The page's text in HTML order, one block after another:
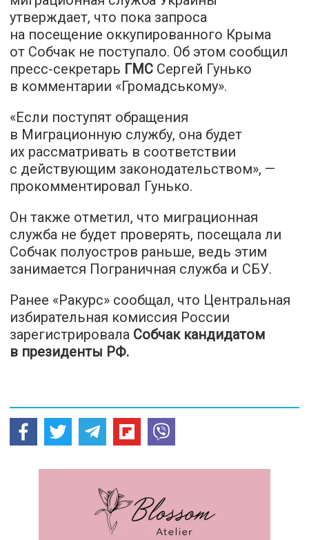
утверждает, что пока запроса
на посещение оккупированного Крыма
от Собчак не поступало. Об этом сообщил
пресс-секретарь ГМС Сергей Гунько
в комментарии «Громадському».
«Если поступят обращения
в Миграционную службу, она будет
их рассматривать в соответствии
с действующим законодательством», —
прокомментировал Гунько.
Он также отметил, что миграционная
служба не будет проверять, посещала ли
Собчак полуостров раньше, ведь этим
занимается Пограничная служба и СБУ.
Ранее «Ракурс» сообщал, что Центральная
избирательная комиссия России
зарегистрировала Собчак кандидатом
в президенты РФ.